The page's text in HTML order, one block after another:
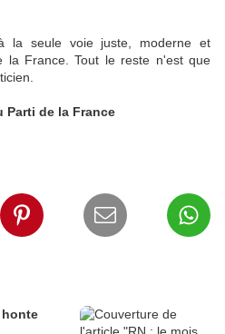
la seule voie juste, moderne et
la France. Tout le reste n'est que
Parti de la France
honte